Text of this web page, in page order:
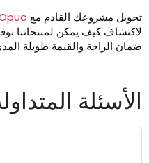
مشروعك القادم معOpuo
كيف يمكن لمنتجاتنا
الراحة والقيمة طويلة
المتداولة